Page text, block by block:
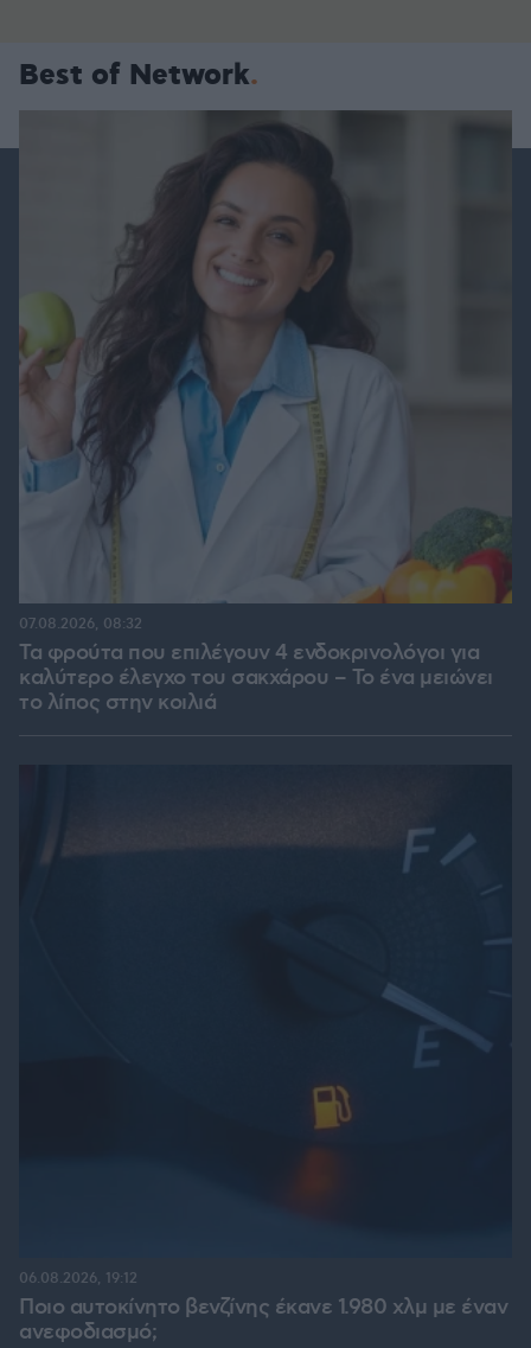
Best of Network
Τα φρούτα που επιλέγουν 4 ενδοκρινολόγοι για
καλύτερο έλεγχο του σακχάρου – Το ένα μειώνει
το λίπος στην κοιλιά
07.08.2026, 08:32
Ποιο αυτοκίνητο βενζίνης έκανε 1.980 χλμ με έναν
ανεφοδιασμό;
06.08.2026, 19:12